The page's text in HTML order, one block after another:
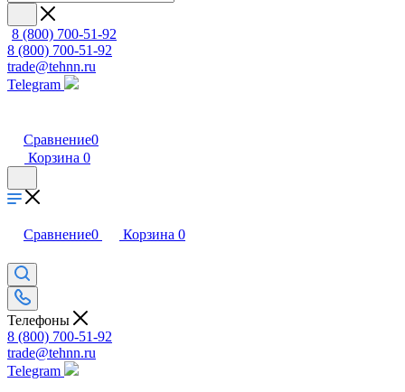
8 (800) 700-51-92
8 (800) 700-51-92
trade@tehnn.ru
Telegram
Сравнение0
Корзина 0
Сравнение0 Корзина 0
Телефоны
8 (800) 700-51-92
trade@tehnn.ru
Telegram